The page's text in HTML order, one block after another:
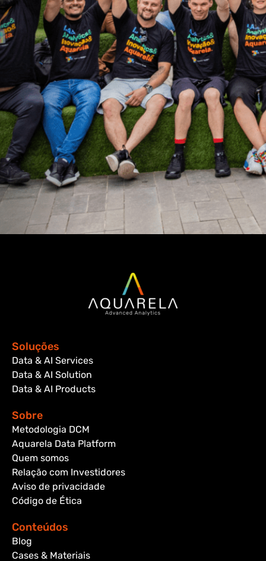
Soluções
Data & AI Services
Data & AI Solution
Data & AI Products
Sobre
Metodologia DCM
Aquarela Data Platform
Quem somos
Relação com Investidores
Aviso de privacidade
Código de Ética
Conteúdos
Blog
Cases & Materiais